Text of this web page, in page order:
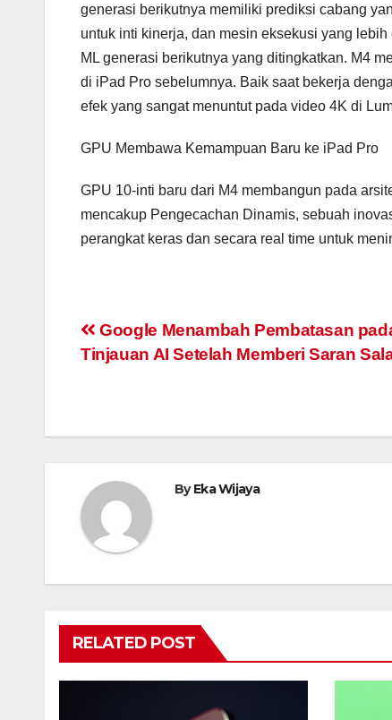
generasi berikutnya memiliki prediksi cabang
untuk inti kinerja, dan mesin eksekusi yang
ML generasi berikutnya yang ditingkatkan. M4
di iPad Pro sebelumnya. Baik saat bekerja
efek yang sangat menuntut pada video 4K di
GPU Membawa Kemampuan Baru ke iPad Pro
GPU 10-inti baru dari M4 membangun pada
mencakup Pengecachan Dinamis, sebuah
perangkat keras dan secara real time untuk
Navigasi
pos
Google Menambah Pembatasan
Tinjauan AI Setelah Memberi Saran
ByEka Wijaya
RELATED POST